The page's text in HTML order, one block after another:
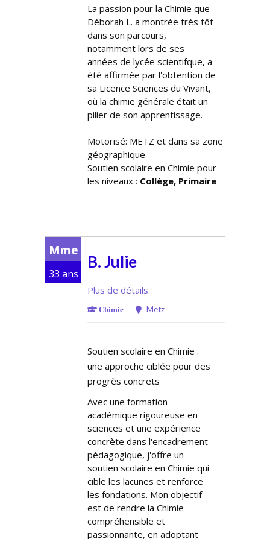
La passion pour la Chimie que
Déborah L. a montrée très tôt
dans son parcours,
notamment lors de ses
années de lycée scientifque, a
été affirmée par l'obtention de
sa Licence Sciences du Vivant,
où la chimie générale était un
pilier de son apprentissage.
Motorisé: METZ et dans sa zone
géographique
Soutien scolaire en Chimie pour
les niveaux : Collège, Primaire
Mme
33 ans
B. Julie
Plus de détails
Chimie Metz
Soutien scolaire en Chimie :
une approche ciblée pour des
progrès concrets
Avec une formation
académique rigoureuse en
sciences et une expérience
concrète dans l'encadrement
pédagogique, j'offre un
soutien scolaire en Chimie qui
cible les lacunes et renforce
les fondations. Mon objectif
est de rendre la Chimie
compréhensible et
passionnante, en adoptant